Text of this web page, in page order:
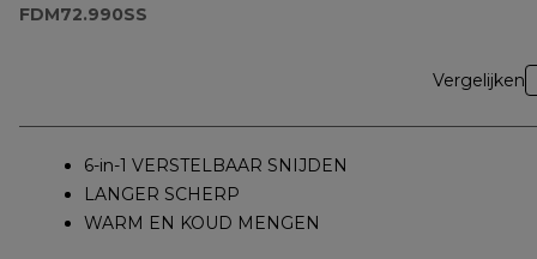
FDM72.990SS
Vergelijken
6-in-1 VERSTELBAAR SNIJDEN
LANGER SCHERP
WARM EN KOUD MENGEN